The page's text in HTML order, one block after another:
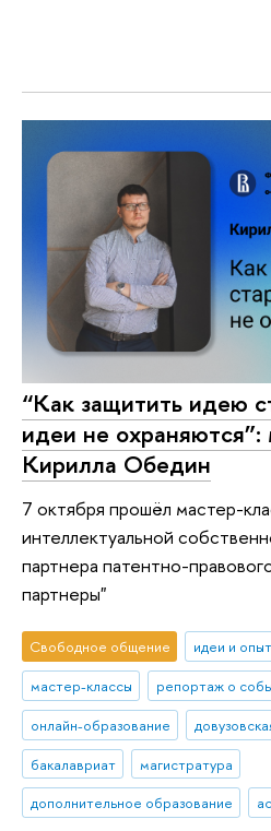
“Как защитить идею
идеи не охраняются”:
Кирилла Обедин
7 октября прошёл мастер-
интеллектуальной
партнера патентно-
партнеры"
Свободное общение идеи и опыт
мастер-классы
репортаж о
онлайн-образование
бакалавриат
магистратура
дополнительное образование